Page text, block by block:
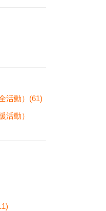
活動）(61)
活動）